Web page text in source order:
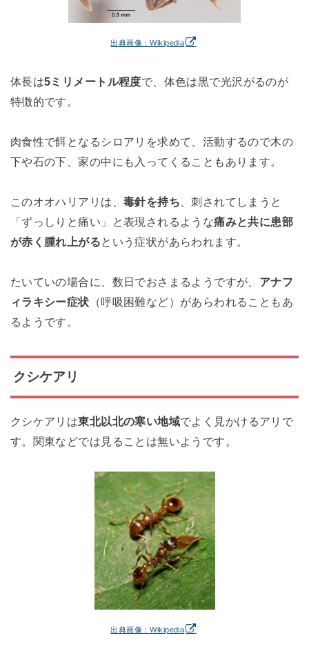
出典画像：Wikipedia
体長は5ミリメートル程度で、体色は黒で光沢がるのが
特徴的です。
肉食性で餌となるシロアリを求めて、活動するので木の
下や石の下、家の中にも入ってくることもあります。
このオオハリアリは、 毒針を持ち 、刺されてしまうと
「ずっしりと痛い」と表現されるような痛みと共に患部
が赤く腫れ上がるという症状があらわれます。
たいていの場合に、数日でおさまるようですが、 アナフ
ィラキシー症状 （呼吸困難など）があらわれることもあ
るようです。
クシケアリ
クシケアリは東北以北の寒い地域でよく見かけるアリで
す。関東などでは見ることは無いようです。
出典画像：Wikipedia